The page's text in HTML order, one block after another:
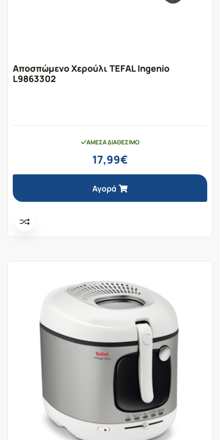
Αποσπώμενο Χερούλι TEFAL Ingenio
L9863302
ΆΜΕΣΑ ΔΙΑΘΈΣΙΜΟ
17,99€
Αγορά